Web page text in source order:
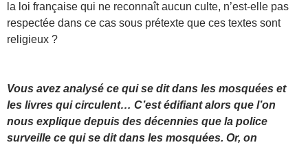
la loi française qui ne reconnaît aucun culte, n’est-elle pas
respectée dans ce cas sous prétexte que ces textes sont
religieux ?
Vous avez analysé ce qui se dit dans les mosquées et
les livres qui circulent… C’est édifiant alors que l’on
nous explique depuis des décennies que la police
surveille ce qui se dit dans les mosquées. Or, on